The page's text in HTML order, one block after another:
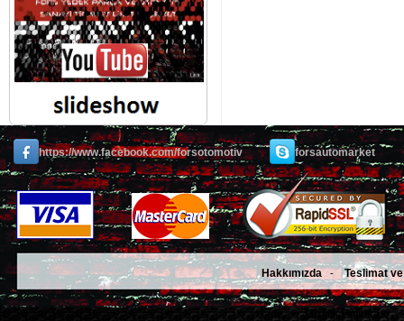
https://www.facebook.com/forsotomotiv forsautomarket
Hakkımızda-Teslimat ve
İade - Gizlilik Politikası -